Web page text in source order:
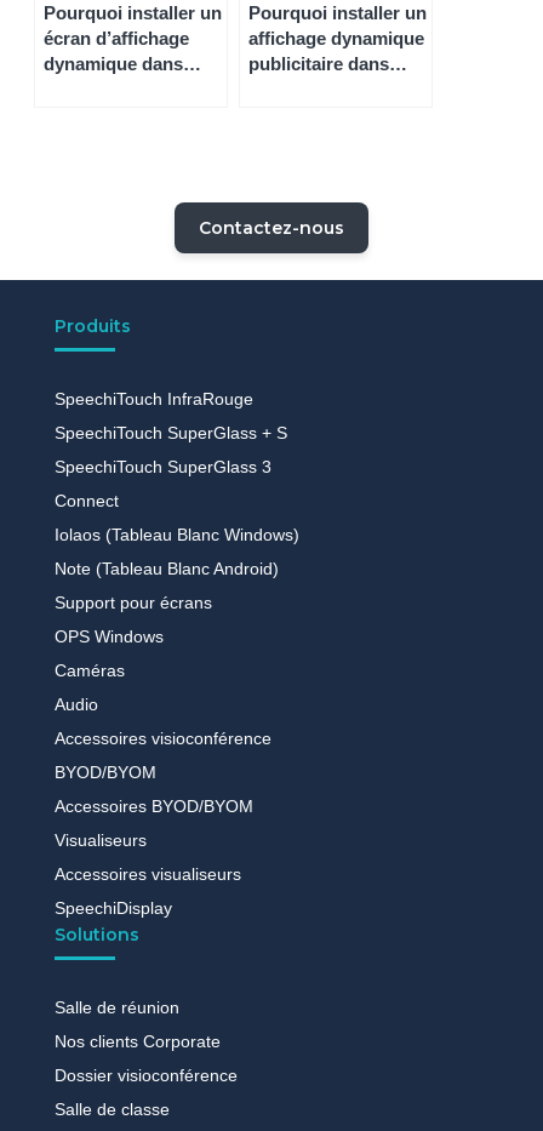
Pourquoi installer un
écran d’affichage
dynamique dans
Pourquoi installer un
affichage dynamique
publicitaire dans
Contactez-nous
Produits
SpeechiTouch InfraRouge
SpeechiTouch SuperGlass + S
SpeechiTouch SuperGlass 3
Connect
Iolaos (Tableau Blanc Windows)
Note (Tableau Blanc Android)
Support pour écrans
OPS Windows
Caméras
Audio
Accessoires visioconférence
BYOD/BYOM
Accessoires BYOD/BYOM
Visualiseurs
Accessoires visualiseurs
SpeechiDisplay
Solutions
Salle de réunion
Nos clients Corporate
Dossier visioconférence
Salle de classe